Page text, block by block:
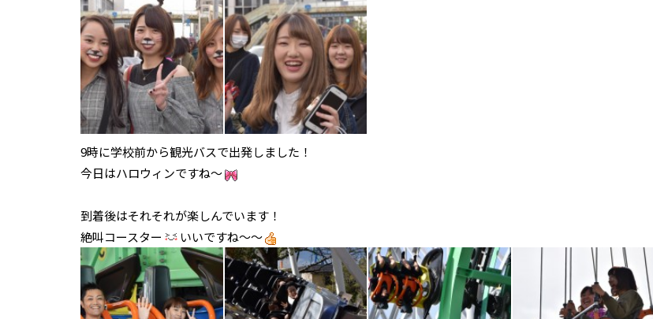
9時に学校前から観光バスで出発しました！
今日はハロウィンですね～
到着後はそれそれが楽しんでいます！
絶叫コースター
いいですね～～